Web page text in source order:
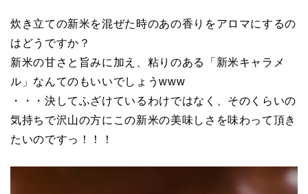
炊き立ての新米を混ぜた時のあの香りをアロマにするの
はどうですか？
新米の甘さと旨みに加え、粘りのある「新米キャラメ
ル」なんてのもいいでしょうwww
・・・決してふざけているわけではなく、そのくらいの
気持ちで沢山の方にこの新米の美味しさを味わって頂き
たいのですっ！！！